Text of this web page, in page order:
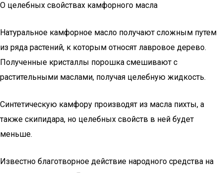
О целебных свойствах камфорного масла
Натуральное камфорное масло получают сложным путем
из ряда растений, к которым относят лавровое дерево.
Полученные кристаллы порошка смешивают с
растительными маслами, получая целебную жидкость.
Синтетическую камфору производят из масла пихты, а
также скипидара, но целебных свойств в ней будет
меньше.
Известно благотворное действие народного средства на